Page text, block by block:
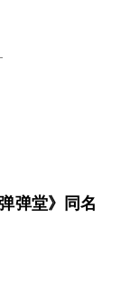
弹堂》同名